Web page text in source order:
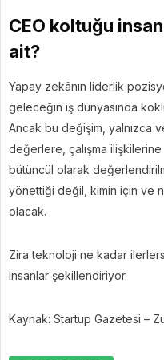
CEO koltuğu
ait?
Yapay zekânın liderlik
geleceğin iş dünyasında
Ancak bu değişim, yalnızca
değerlere, çalışma
bütüncül olarak
yönettiği değil, kimin için ve
olacak.
Zira teknoloji ne kadar
insanlar şekillendiriyor.
Kaynak: Startup Gazetesi –